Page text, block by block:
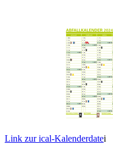
Link zur ical-Kalenderdatei